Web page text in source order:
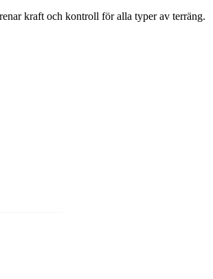
kraft och kontroll för alla typer av terräng.